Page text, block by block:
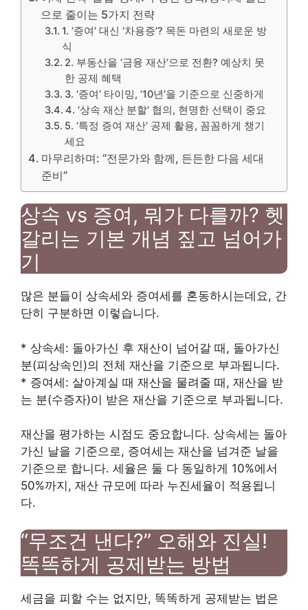
으로 줄이는 5가지 전략
1. ‘증여’ 대신 ‘차용증’? 목돈 마련의 새로운 방
식
2. 부동산을 ‘금융 재산’으로 전환? 예상치 못
한 공제 혜택
3. ‘증여’ 타이밍, ’10년’을 기준으로 신중하게
4. ‘상속 재산 분할’ 협의, 현명한 선택이 중요
5. ‘특정 증여 재산’ 공제 활용, 꼼꼼하게 챙기
세요
마무리하며: “전문가와 함께, 든든한 다음 세대
준비”
상속 vs 증여, 뭐가 다를까? 헷
갈리는 기본 개념 짚고 넘어가
기
많은 분들이 상속세와 증여세를 혼동하시는데요, 간
단히 구분하면 이렇습니다.
* 상속세: 돌아가신 후 재산이 넘어갈 때, 돌아가신
분(피상속인)의 전체 재산을 기준으로 부과됩니다.
* 증여세: 살아계실 때 재산을 물려줄 때, 재산을 받
는 분(수증자)이 받은 재산을 기준으로 부과됩니다.
재산을 평가하는 시점도 중요합니다. 상속세는 돌아
가신 날을 기준으로, 증여세는 재산을 넘겨준 날을
기준으로 합니다. 세율은 둘 다 동일하게 10%에서
50%까지, 재산 규모에 따라 누진세율이 적용됩니
다.
“무조건 낸다?” 오해와 진실!
똑똑하게 공제받는 방법
세금을 피할 수는 없지만, 똑똑하게 공제받는 법은